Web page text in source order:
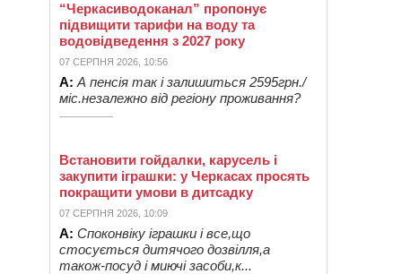
“Черкасиводоканал” пропонує
підвищити тарифи на воду та
водовідведення з 2027 року
07 СЕРПНЯ 2026, 10:56
А: А пенсія так і залишиться 2595грн./
міс.незалежно від регіону проживання?
Встановити гойдалки, карусель і
закупити іграшки: у Черкасах просять
покращити умови в дитсадку
07 СЕРПНЯ 2026, 10:09
А: Споконвіку іграшки і все,що
стосується дитячого дозвілля,а
також-посуд і миючі засоби,к...